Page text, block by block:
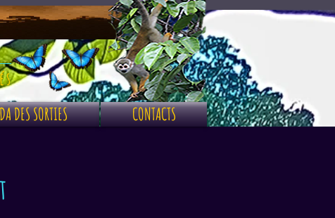
DES SORTIES CONTACTS